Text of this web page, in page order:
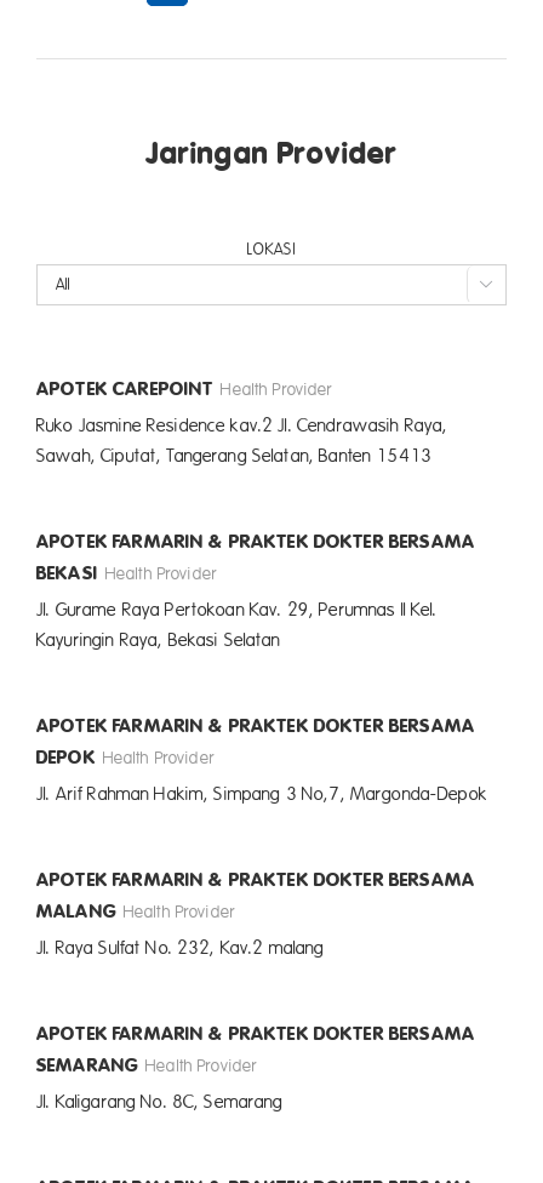
Jaringan Provider
LOKASI

APOTEK CAREPOINT Health Provider
Ruko Jasmine Residence kav.2 Jl. Cendrawasih Raya,
Sawah, Ciputat, Tangerang Selatan, Banten 15413
APOTEK FARMARIN & PRAKTEK DOKTER BERSAMA
BEKASI Health Provider
Jl. Gurame Raya Pertokoan Kav. 29, Perumnas II Kel.
Kayuringin Raya, Bekasi Selatan
APOTEK FARMARIN & PRAKTEK DOKTER BERSAMA
DEPOK Health Provider
Jl. Arif Rahman Hakim, Simpang 3 No,7, Margonda-Depok
APOTEK FARMARIN & PRAKTEK DOKTER BERSAMA
MALANG Health Provider
Jl. Raya Sulfat No. 232, Kav.2 malang
APOTEK FARMARIN & PRAKTEK DOKTER BERSAMA
SEMARANG Health Provider
Jl. Kaligarang No. 8C, Semarang